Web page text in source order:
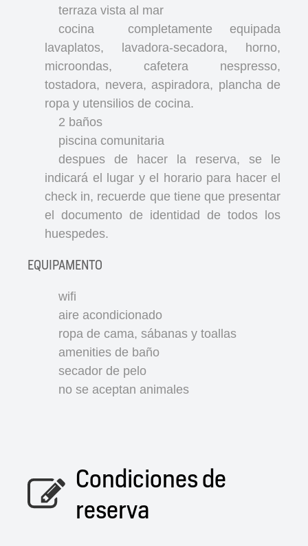
terraza vista al mar
cocina
completamente equipada
lavaplatos, lavadora-secadora, horno,
microondas, cafetera nespresso,
tostadora, nevera, aspiradora, plancha de
ropa y utensilios de cocina.
2 baños
piscina comunitaria
despues de hacer la reserva, se le
indicará el lugar y el horario para hacer el
check in, recuerde que tiene que presentar
el documento de identidad de todos los
huespedes.
EQUIPAMENTO
wifi
aire acondicionado
ropa de cama, sábanas y toallas
amenities de baño
secador de pelo
no se aceptan animales
Condiciones de
reserva